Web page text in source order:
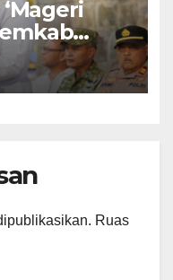
Ruas